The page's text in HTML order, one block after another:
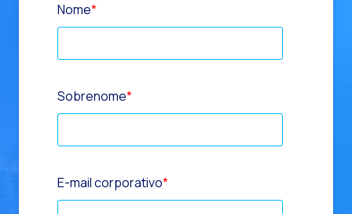
Nome*
Sobrenome*
E-mail corporativo*